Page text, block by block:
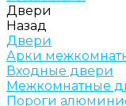
Двери
Назад
Двери
Арки
Входные двери
Межкомнатные
Пороги